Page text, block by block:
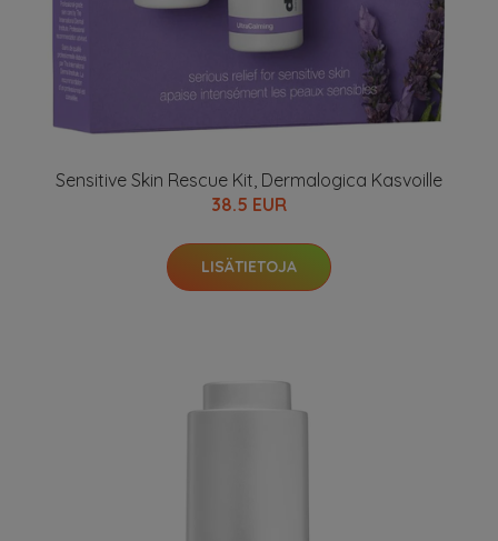
Sensitive Skin Rescue Kit, Dermalogica Kasvoille
38.5 EUR
LISÄTIETOJA